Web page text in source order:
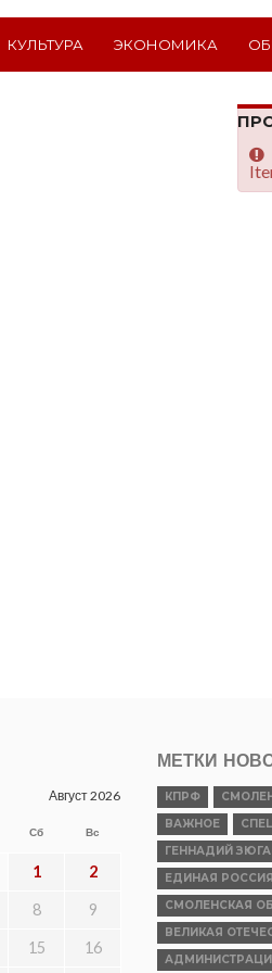
КУЛЬТУРА ЭКОНОМИКА
Август 2026
Сб Вс
1 2
8 9
15 16
МЕТКИ
КПРФ
ВАЖНОЕ
ГЕННАДИЙ
ЕДИНАЯ РОССИЯ
СМОЛЕНСКАЯ
ВЕЛИКАЯ